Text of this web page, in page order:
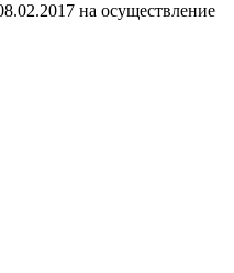
на осуществление